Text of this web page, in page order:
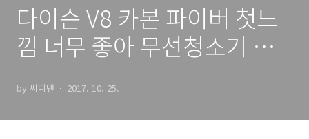
다이슨 V8 카본 파이버 첫느
낌 너무 좋아 무선청소기 추
by 씨디맨 2017. 10. 25.